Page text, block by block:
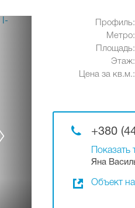
Профиль:
Метро:
Площадь:
Этаж:
Цена за кв.м.:
+380
Показать
Яна
Объект